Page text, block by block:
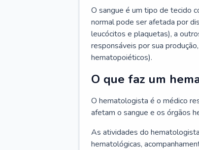
O sangue é um tipo de tecido
normal pode ser afetada por
leucócitos e plaquetas), a
responsáveis por sua
hematopoiéticos).
O que faz um
O hematologista é o médico
afetam o sangue e os órgãos
As atividades do
hematológicas,